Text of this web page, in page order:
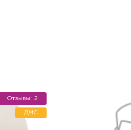
Отзывы: 2
ДМС
не хотите), мы окажем